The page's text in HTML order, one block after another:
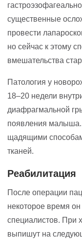
существенные
провести
но сейчас к этому
вмешательства
Патология у
18–20 недели
диафрагмальной
появления малыша.
щадящими
тканей.
Реабилитация
После операции
некоторое время
специалистов. При
выпишут на